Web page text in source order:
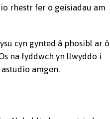
rhestr fer o geisiadau am
cyn gynted â phosibl ar
na fyddwch yn llwyddo i
amgen.